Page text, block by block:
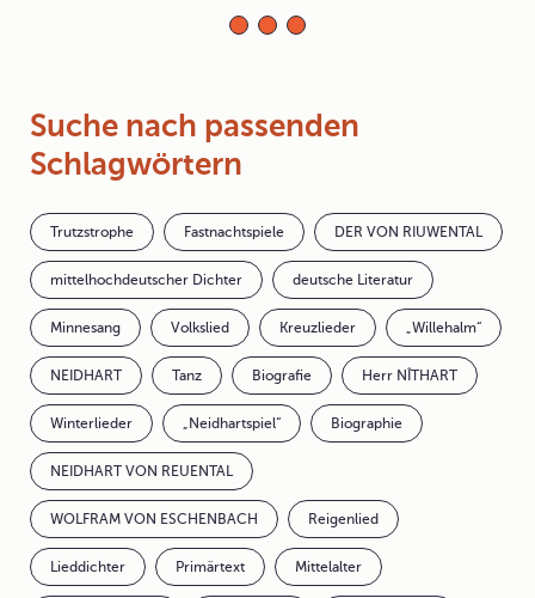
Suche nach passenden
Schlagwörtern
Trutzstrophe Fastnachtspiele DER VON RIUWENTAL
mittelhochdeutscher Dichter deutsche Literatur
Minnesang Volkslied Kreuzlieder „Willehalm“
NEIDHART Tanz Biografie Herr NÎTHART
Winterlieder „Neidhartspiel“ Biographie
NEIDHART VON REUENTAL
WOLFRAM VON ESCHENBACH Reigenlied
Lieddichter Primärtext Mittelalter